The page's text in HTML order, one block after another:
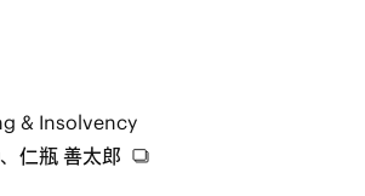
& Insolvency
、 仁瓶 善太郎